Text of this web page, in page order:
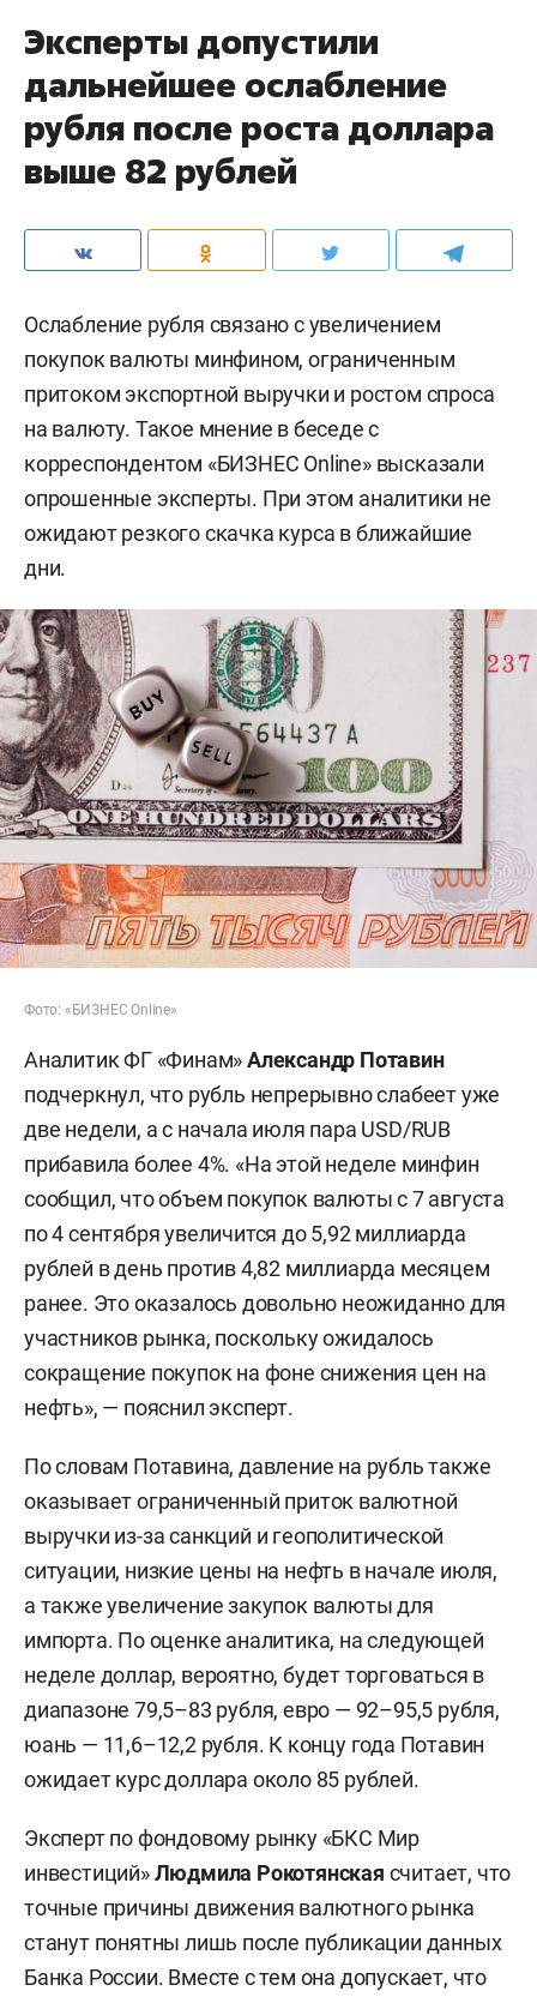
Эксперты допустили
дальнейшее ослабление
рубля после роста доллара
выше 82 рублей
Ослабление рубля связано с увеличением
покупок валюты минфином, ограниченным
притоком экспортной выручки и ростом спроса
на валюту. Такое мнение в беседе с
корреспондентом «БИЗНЕС Online» высказали
опрошенные эксперты. При этом аналитики не
ожидают резкого скачка курса в ближайшие
дни.
Фото: «БИЗНЕС Online»
Аналитик ФГ «Финам»Александр Потавин
подчеркнул, что рубль непрерывно слабеет уже
две недели, а с начала июля пара USD/RUB
прибавила более 4%. «На этой неделе минфин
сообщил, что объем покупок валюты с 7 августа
по 4 сентября увеличится до 5,92 миллиарда
рублей в день против 4,82 миллиарда месяцем
ранее. Это оказалось довольно неожиданно для
участников рынка, поскольку ожидалось
сокращение покупок на фоне снижения цен на
нефть», — пояснил эксперт.
По словам Потавина, давление на рубль также
оказывает ограниченный приток валютной
выручки из-за санкций и геополитической
ситуации, низкие цены на нефть в начале июля,
а также увеличение закупок валюты для
импорта. По оценке аналитика, на следующей
неделе доллар, вероятно, будет торговаться в
диапазоне 79,5–83 рубля, евро — 92–95,5 рубля,
юань — 11,6–12,2 рубля. К концу года Потавин
ожидает курс доллара около 85 рублей.
Эксперт по фондовому рынку «БКС Мир
инвестиций»Людмила Рокотянская считает, что
точные причины движения валютного рынка
станут понятны лишь после публикации данных
Банка России. Вместе с тем она допускает, что